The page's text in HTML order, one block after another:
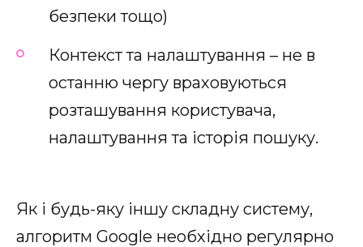
безпеки тощо)
Контекст та налаштування – не в
останню чергу враховуються
розташування користувача,
налаштування та історія пошуку.
Як і будь-яку іншу складну систему,
алгоритм Google необхідно регулярно